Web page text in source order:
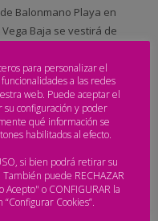
Balonmano Playa en
Baja se vestirá de
DE ORIHUELA,NOTICIAS
,COMUNIDAD VALENCIANA
para personalizar el
a las redes
web. Puede aceptar el
su configuración y poder
qué información se
habilitados al efecto.
si bien podrá retirar su
puede RECHAZAR
Acepto" o CONFIGURAR la
Cookies”.